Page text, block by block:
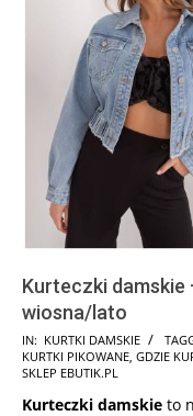
Kurteczki damskie
wiosna/lato
2026-
02-
IN: KURTKI DAMSKIE
KURTKI PIKOWANE, GDZIE
SKLEP EBUTIK.PL
Kurteczki damskie to